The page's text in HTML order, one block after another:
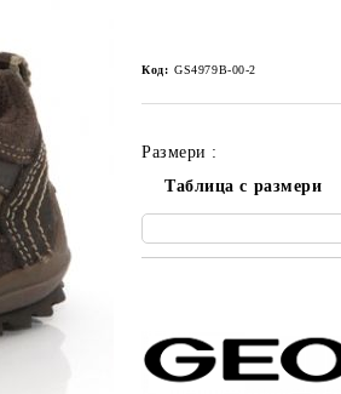
Код: GS4979B-00-2
Размери :
Таблица с размери